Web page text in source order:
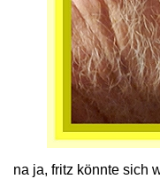
na ja, fritz könnte sich